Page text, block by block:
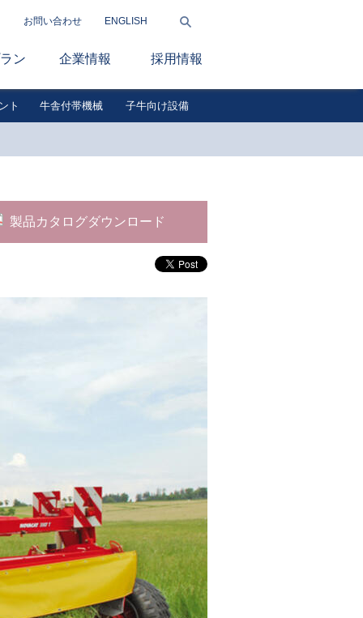
ン 企業情報 採用情報
お問い合わせ ENGLISH
ト 牛舎付帯機械 子牛向け設備
製品カタログダウンロード